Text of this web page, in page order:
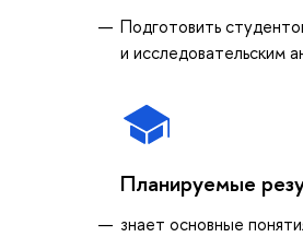
Подготовить
и исследовательским
Планируемые
знает основные